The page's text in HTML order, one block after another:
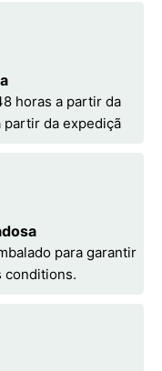
horas a partir da
partir da expediçã
para garantir
conditions.